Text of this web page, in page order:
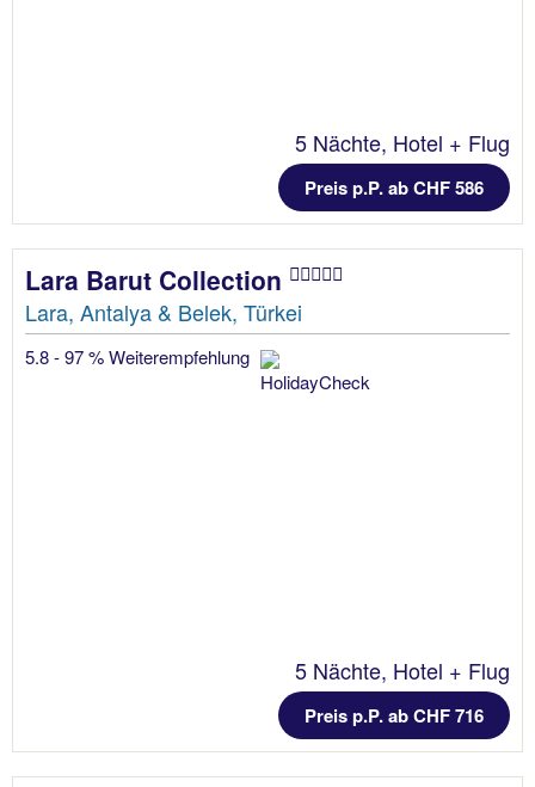
5 Nächte, Hotel + Flug
Preis p.P. ab CHF 586
Lara Barut Collection
Lara, Antalya & Belek, Türkei
5.8 - 97 % Weiterempfehlung
5 Nächte, Hotel + Flug
Preis p.P. ab CHF 716